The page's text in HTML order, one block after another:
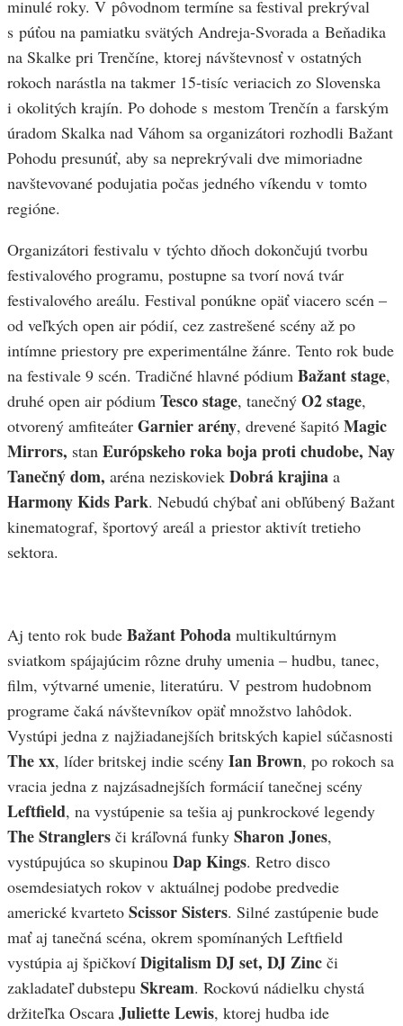
minulé roky. V pôvodnom termíne sa festival prekrýval
s púťou na pamiatku svätých Andreja-Svorada a Beňadika
na Skalke pri Trenčíne, ktorej návštevnosť v ostatných
rokoch narástla na takmer 15-tisíc veriacich zo Slovenska
i okolitých krajín. Po dohode s mestom Trenčín a farským
úradom Skalka nad Váhom sa organizátori rozhodli Bažant
Pohodu presunúť, aby sa neprekrývali dve mimoriadne
navštevované podujatia počas jedného víkendu v tomto
regióne.
Organizátori festivalu v týchto dňoch dokončujú tvorbu
festivalového programu, postupne sa tvorí nová tvár
festivalového areálu. Festival ponúkne opäť viacero scén –
od veľkých open air pódií, cez zastrešené scény až po
intímne priestory pre experimentálne žánre. Tento rok bude
na festivale 9 scén. Tradičné hlavné pódium Bažant stage,
druhé open air pódium Tesco stage, tanečný O2 stage,
otvorený amfiteáter Garnier arény, drevené šapitó Magic
Mirrors, stan Európskeho roka boja proti chudobe, Nay
Tanečný dom, aréna neziskoviek Dobrá krajina a
Harmony Kids Park. Nebudú chýbať ani obľúbený Bažant
kinematograf, športový areál a priestor aktivít tretieho
sektora.
Aj tento rok bude Bažant Pohoda multikultúrnym
sviatkom spájajúcim rôzne druhy umenia – hudbu, tanec,
film, výtvarné umenie, literatúru. V pestrom hudobnom
programe čaká návštevníkov opäť množstvo lahôdok.
Vystúpi jedna z najžiadanejších britských kapiel súčasnosti
The xx, líder britskej indie scény Ian Brown, po rokoch sa
vracia jedna z najzásadnejších formácií tanečnej scény
Leftfield, na vystúpenie sa tešia aj punkrockové legendy
The Stranglers či kráľovná funky Sharon Jones,
vystúpujúca so skupinou Dap Kings. Retro disco
osemdesiatych rokov v aktuálnej podobe predvedie
americké kvarteto Scissor Sisters. Silné zastúpenie bude
mať aj tanečná scéna, okrem spomínaných Leftfield
vystúpia aj špičkoví Digitalism DJ set, DJ Zinc či
zakladateľ dubstepu Skream. Rockovú nádielku chystá
držiteľka Oscara Juliette Lewis, ktorej hudba ide